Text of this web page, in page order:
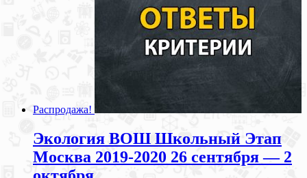
Распродажа!
Экология ВОШ Школьный Этап
Москва 2019-2020 26 сентября — 2